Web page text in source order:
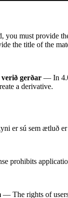
must provide
the title of the
gerðar — In
a derivative.
er sú sem ætluð
prohibits
— The rights of